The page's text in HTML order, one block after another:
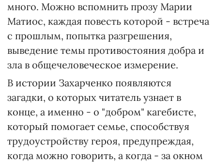
много. Можно вспомнить прозу Марии
Матиос, каждая повесть которой - встреча
с прошлым, попытка разгрешения,
выведение темы противостояния добра и
зла в общечеловеческое измерение.
В истории Захарченко появляются
загадки, о которых читатель узнает в
конце, а именно - о "добром" кагебисте,
который помогает семье, способствуя
трудоустройству героя, предупреждая,
когда можно говорить, а когда - за окном